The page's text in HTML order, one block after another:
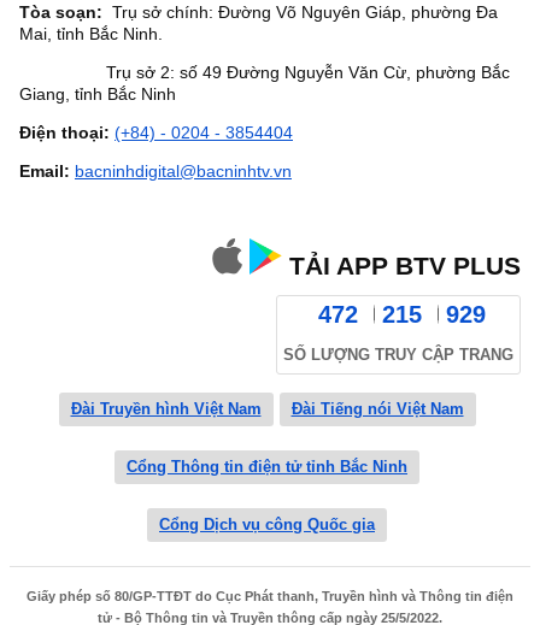
Tòa soạn: Trụ sở chính: Đường Võ Nguyên Giáp, phường Đa
Mai, tỉnh Bắc Ninh.
Trụ sở 2: số 49 Đường Nguyễn Văn Cừ, phường Bắc
Giang, tỉnh Bắc Ninh
Điện thoại: (+84) - 0204 - 3854404
Email: bacninhdigital@bacninhtv.vn
TẢI APP BTV PLUS
472 215 929
SỐ LƯỢNG TRUY CẬP TRANG
Đài Truyền hình Việt Nam Đài Tiếng nói Việt Nam
Cổng Thông tin điện tử tỉnh Bắc Ninh
Cổng Dịch vụ công Quốc gia
Giấy phép số 80/GP-TTĐT do Cục Phát thanh, Truyền hình và Thông tin điện
tử - Bộ Thông tin và Truyền thông cấp ngày 25/5/2022.